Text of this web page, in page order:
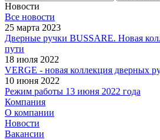
Новости
Все новости
25 марта 2023
Дверные ручки BUSSARE. Новая
пути
18 июля 2022
VERGE - новая коллекция дверных
10 июня 2022
Режим работы 13 июня 2022 года
Компания
О компании
Новости
Вакансии